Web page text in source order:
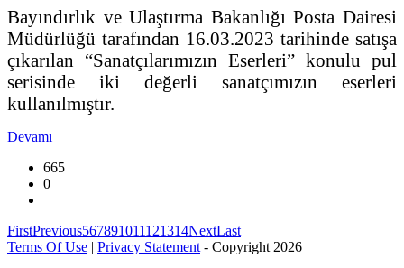
Bayındırlık ve Ulaştırma Bakanlığı Posta Dairesi
Müdürlüğü tarafından 16.03.2023 tarihinde satışa
çıkarılan “Sanatçılarımızın Eserleri” konulu pul
serisinde iki değerli sanatçımızın eserleri
kullanılmıştır.
Devamı
665
0
FirstPrevious567891011121314NextLast
Terms Of Use | Privacy Statement - Copyright 2026